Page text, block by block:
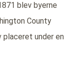
blev byerne
County
under en